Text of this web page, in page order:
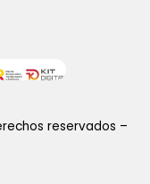
reservados –